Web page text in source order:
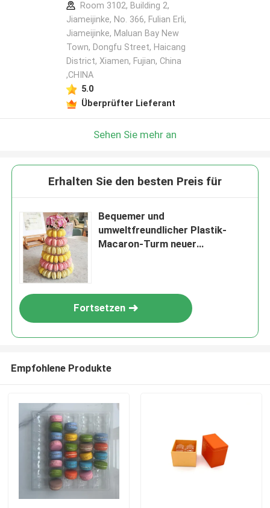
Room 3102, Building 2,
Jiameijinke, No. 366, Fulian Erli,
Jiameijinke, Maluan Bay New
Town, Dongfu Street, Haicang
District, Xiamen, Fujian, China
,CHINA
5.0
Überprüfter Lieferant
Sehen Sie mehr an
Erhalten Sie den besten Preis für
Bequemer und
umweltfreundlicher Plastik-
Macaron-Turm neuer
kundenspezifischem DES mit
Blasen
Fortsetzen
Empfohlene Produkte